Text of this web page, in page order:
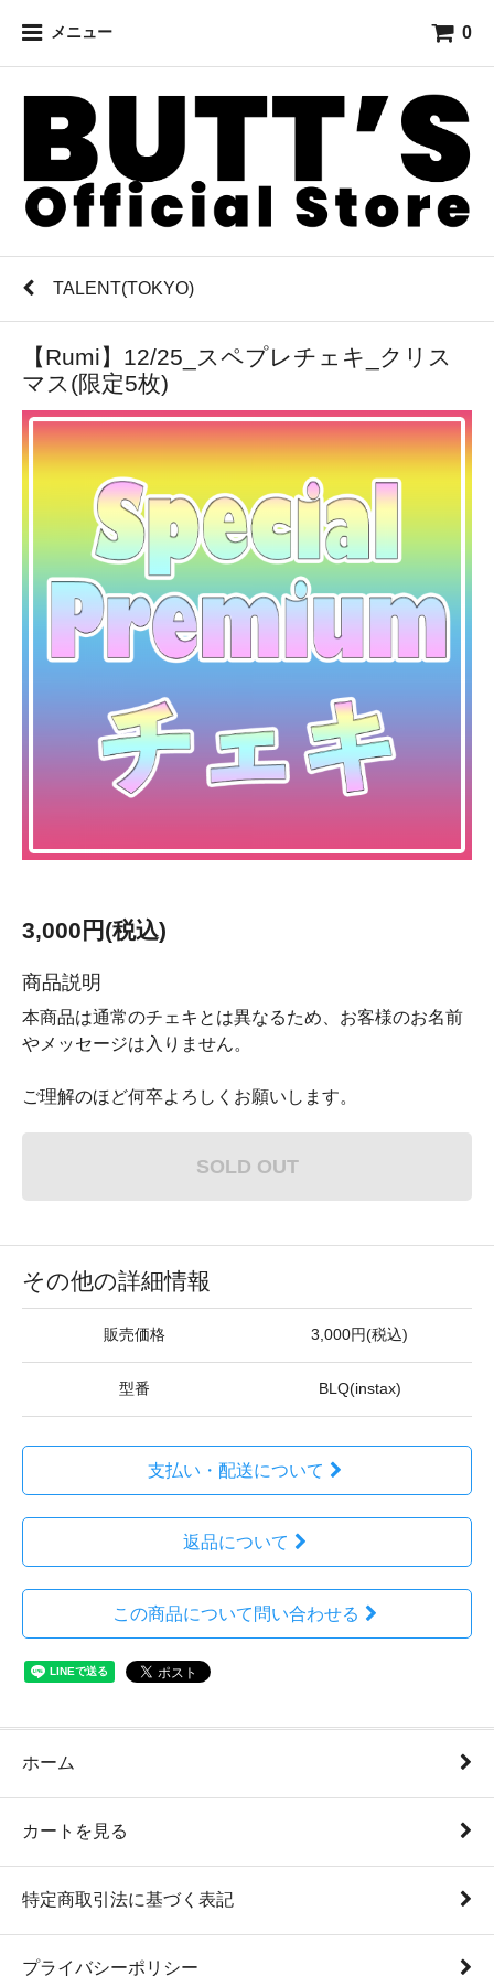
メニュー 0
TALENT(TOKYO)
【Rumi】12/25_スペプレチェキ_クリス
マス(限定5枚)
3,000円(税込)
商品説明
本商品は通常のチェキとは異なるため、お客様のお名前
やメッセージは入りません。
ご理解のほど何卒よろしくお願いします。
SOLD OUT
その他の詳細情報
販売価格 3,000円(税込)
型番 BLQ(instax)
支払い・配送について
返品について
この商品について問い合わせる
ホーム
カートを見る
特定商取引法に基づく表記
プライバシーポリシー